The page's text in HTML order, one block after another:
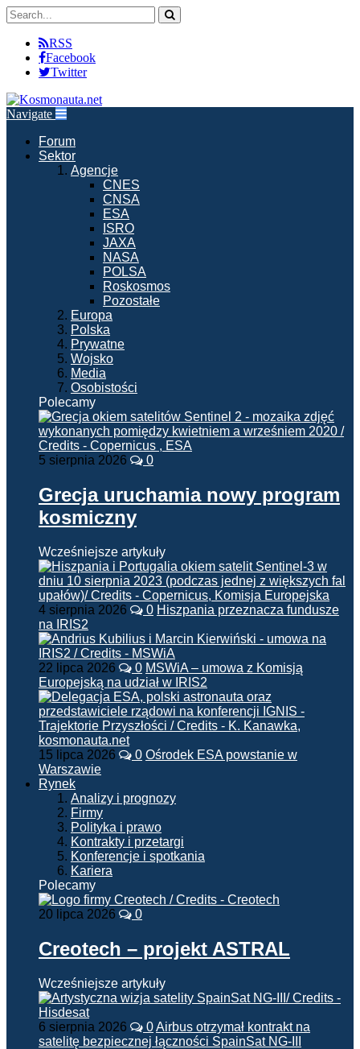
RSS
Facebook
Twitter
Navigate
Forum
Sektor
Agencje
CNES
CNSA
ESA
ISRO
JAXA
NASA
POLSA
Roskosmos
Pozostałe
Europa
Polska
Prywatne
Wojsko
Media
Osobistości
Polecamy
5 sierpnia 2026 0
Grecja uruchamia nowy program
kosmiczny
Wcześniejsze artykuły
4 sierpnia 2026 0 Hiszpania przeznacza fundusze
na IRIS2
22 lipca 2026 0 MSWiA – umowa z Komisją
Europejską na udział w IRIS2
15 lipca 2026 0 Ośrodek ESA powstanie w
Warszawie
Rynek
Analizy i prognozy
Firmy
Polityka i prawo
Kontrakty i przetargi
Konferencje i spotkania
Kariera
Polecamy
20 lipca 2026 0
Creotech – projekt ASTRAL
Wcześniejsze artykuły
6 sierpnia 2026 0Airbus otrzymał kontrakt na
satelitę bezpiecznej łączności SpainSat NG-III